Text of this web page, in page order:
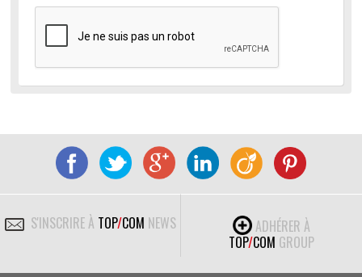
S'INSCRIRE À TOP/COM NEWS
ADHÉRER À
TOP/COM GROUP